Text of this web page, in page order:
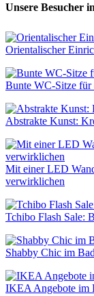
Unsere Besucher
Orientalischer
Bunte WC-Sitze für
Abstrakte Kunst:
Mit einer LED
verwirklichen
Tchibo Flash Sale:
Shabby Chic im
IKEA Angebote im